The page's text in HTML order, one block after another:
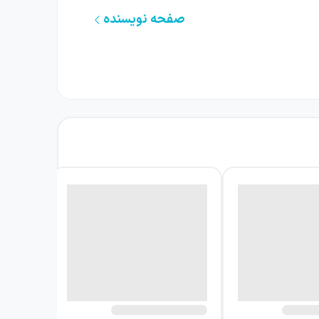
را رمان نمی‌دانند. راوی در میان شرح
قبلی‌اش را ناتمام می‌گذارد.
تبدیل کرده‌است. فصل دوم کتاب «پنج نامه از
صفحه نویسنده